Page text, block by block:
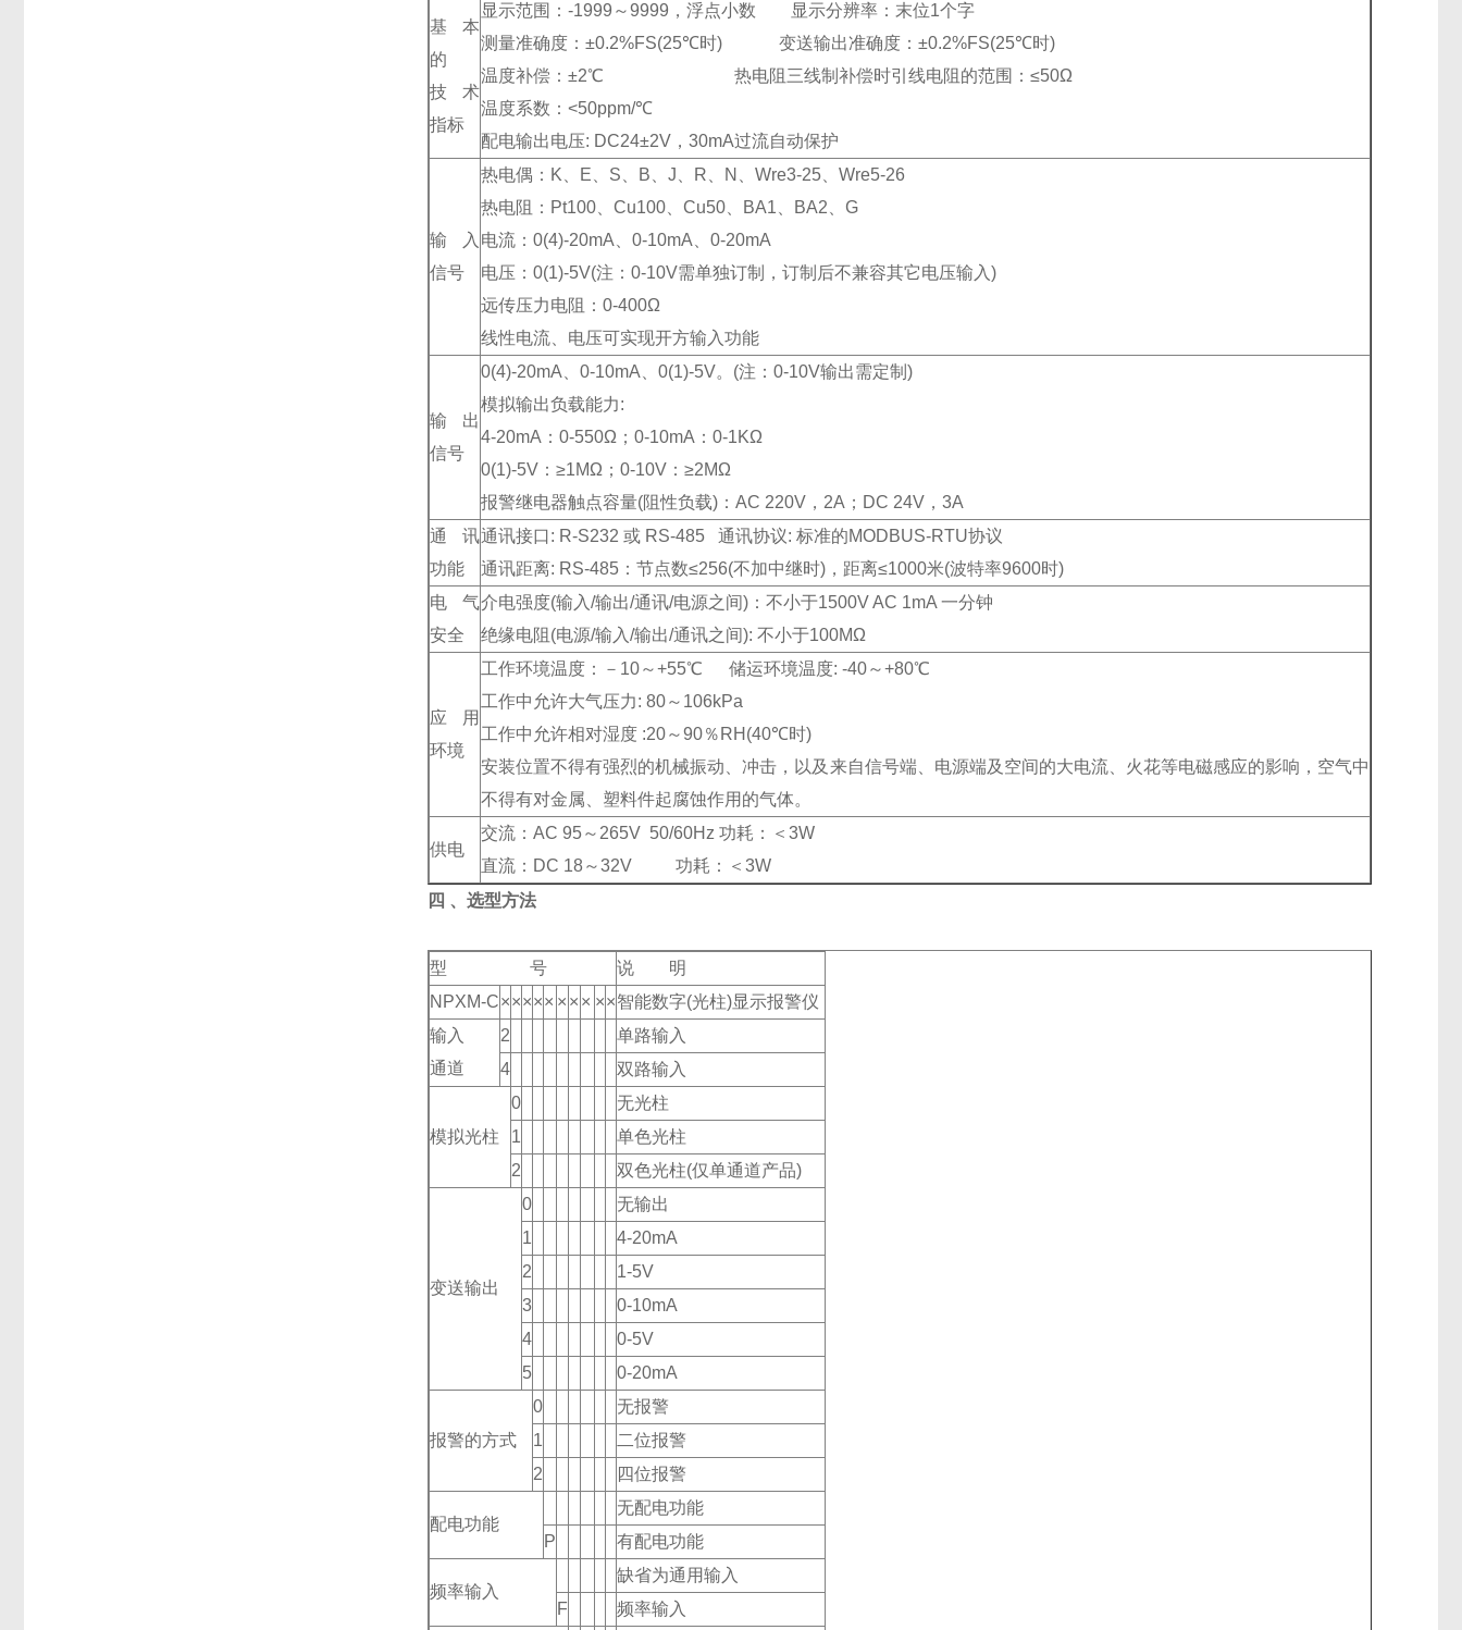
基本
的
技术
指标
显示范围：-1999～9999，浮点小数 显示分辨率：末位1个字
测量准确度：±0.2%FS(25℃时) 变送输出准确度：±0.2%FS(25℃时)
温度补偿：±2℃ 热电阻三线制补偿时引线电阻的范围：≤50Ω
温度系数：<50ppm/℃
配电输出电压: DC24±2V，30mA过流自动保护
输入
信号
热电偶：K、E、S、B、J、R、N、Wre3-25、Wre5-26
热电阻：Pt100、Cu100、Cu50、BA1、BA2、G
电流：0(4)-20mA、0-10mA、0-20mA
电压：0(1)-5V(注：0-10V需单独订制，订制后不兼容其它电压输入)
远传压力电阻：0-400Ω
线性电流、电压可实现开方输入功能
输出
信号
0(4)-20mA、0-10mA、0(1)-5V。(注：0-10V输出需定制)
模拟输出负载能力:
4-20mA：0-550Ω；0-10mA：0-1KΩ
0(1)-5V：≥1MΩ；0-10V：≥2MΩ
报警继电器触点容量(阻性负载)：AC 220V，2A；DC 24V，3A
通讯
功能
通讯接口: R-S232 或 RS-485 通讯协议: 标准的MODBUS-RTU协议
通讯距离: RS-485：节点数≤256(不加中继时)，距离≤1000米(波特率9600时)
电气
安全
介电强度(输入/输出/通讯/电源之间)：不小于1500V AC 1mA 一分钟
绝缘电阻(电源/输入/输出/通讯之间): 不小于100MΩ
应用
环境
工作环境温度：－10～+55℃ 储运环境温度: -40～+80℃
工作中允许大气压力: 80～106kPa
工作中允许相对湿度 :20～90％RH(40℃时)
安装位置不得有强烈的机械振动、冲击，以及来自信号端、电源端及空间的大电流、火花等电磁感应的影响，空气中
不得有对金属、塑料件起腐蚀作用的气体。
供电
交流：AC 95～265V 50/60Hz 功耗：＜3W
直流：DC 18～32V 功耗：＜3W
四 、选型方法
型 号
说 明
NPXM-C××××× × × × ××智能数字(光柱)显示报警仪
输入
通道
2
单路输入
4
双路输入
模拟光柱
0
无光柱
1
单色光柱
2
双色光柱(仅单通道产品)
变送输出
0
无输出
1
4-20mA
2
1-5V
3
0-10mA
4
0-5V
5
0-20mA
报警的方式
0
无报警
1
二位报警
2
四位报警
配电功能
无配电功能
P
有配电功能
频率输入
缺省为通用输入
F
频率输入